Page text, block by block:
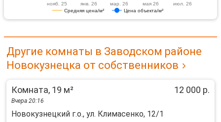
Средняя цена/м² Цена объекта/м²
нояб. 25 янв. 26 мар. 26 мая 26 июл. 26
Другие комнаты в Заводском районе
Новокузнецка от собственников
Комната, 19 м² 12 000 р.
Вчера 20:16
Новокузнецкий г.о., ул. Климасенко, 12/1